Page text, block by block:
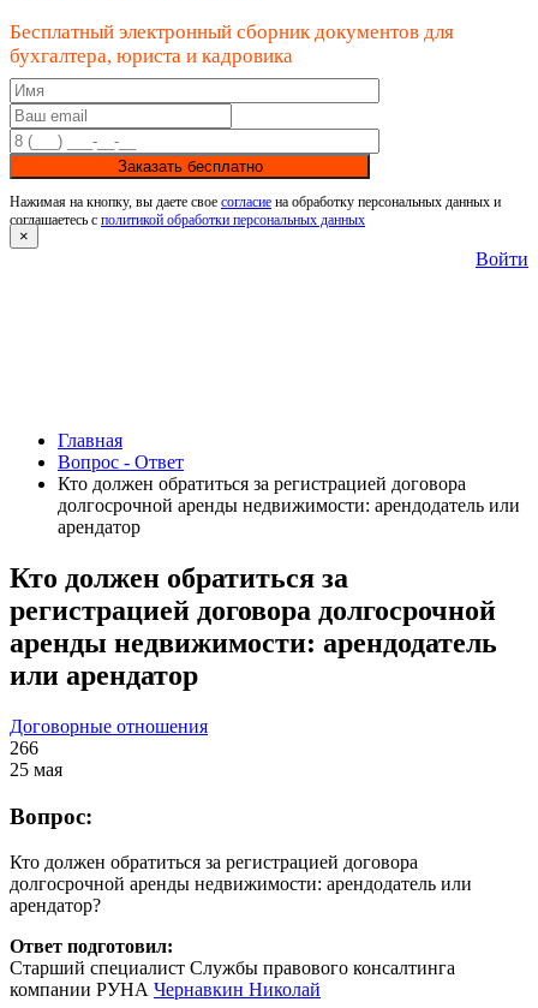
Бесплатный электронный сборник документов для
бухгалтера, юриста и кадровика
Заказать бесплатно
Нажимая на кнопку, вы даете свое согласие на обработку персональных данных и
соглашаетесь с политикой обработки персональных данных
×
Войти
Главная
Вопрос - Ответ
Кто должен обратиться за регистрацией договора
долгосрочной аренды недвижимости: арендодатель или
арендатор
Кто должен обратиться за
регистрацией договора долгосрочной
аренды недвижимости: арендодатель
или арендатор
Договорные отношения
266
25 мая
Вопрос:
Кто должен обратиться за регистрацией договора
долгосрочной аренды недвижимости: арендодатель или
арендатор?
Ответ подготовил:
Старший специалист Службы правового консалтинга
компании РУНА Чернавкин Николай